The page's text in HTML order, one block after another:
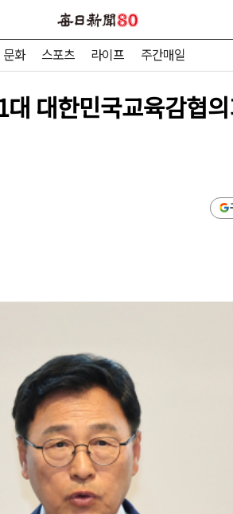
문화 스포츠 라이프 주간매일
대한민국교육감협